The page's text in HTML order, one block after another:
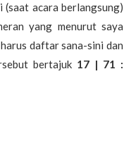
(saat acara berlangsung)
yang menurut saya
daftar sana-sini dan
bertajuk 17 | 71 :